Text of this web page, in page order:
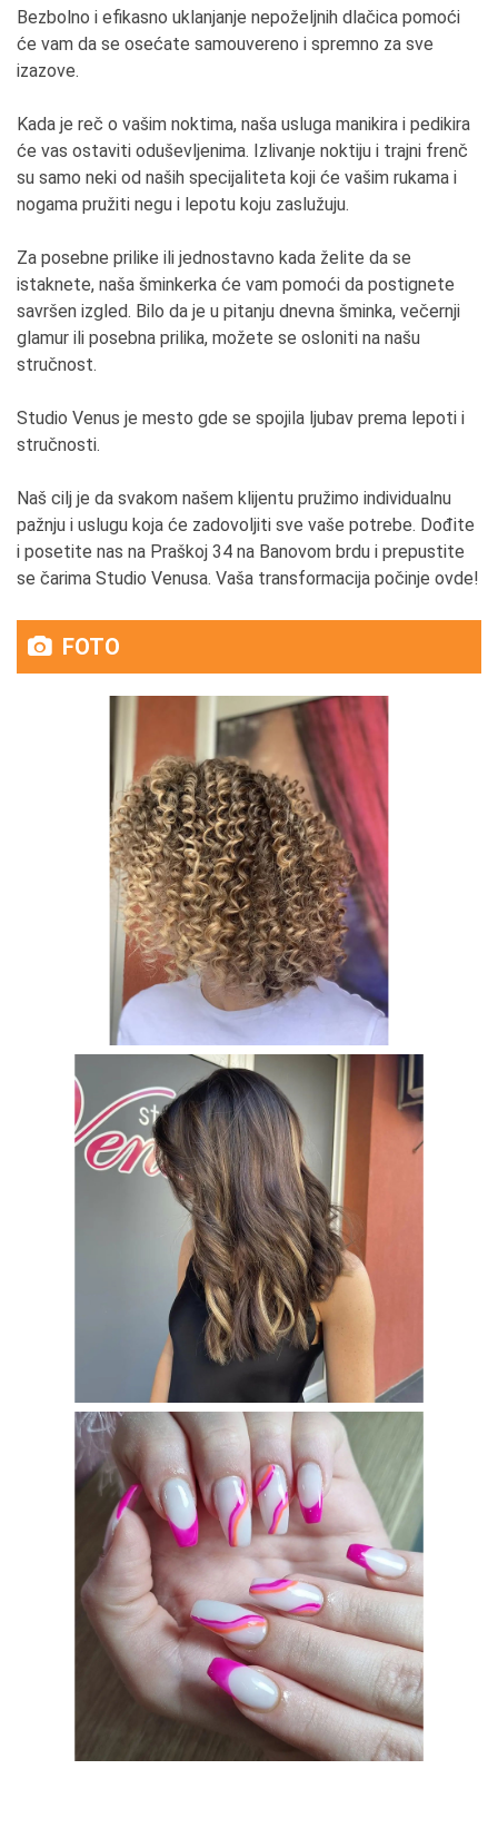
Bezbolno i efikasno uklanjanje nepoželjnih dlačica pomoći
će vam da se osećate samouvereno i spremno za sve
izazove.
Kada je reč o vašim noktima, naša usluga manikira i pedikira
će vas ostaviti oduševljenima. Izlivanje noktiju i trajni frenč
su samo neki od naših specijaliteta koji će vašim rukama i
nogama pružiti negu i lepotu koju zaslužuju.
Za posebne prilike ili jednostavno kada želite da se
istaknete, naša šminkerka će vam pomoći da postignete
savršen izgled. Bilo da je u pitanju dnevna šminka, večernji
glamur ili posebna prilika, možete se osloniti na našu
stručnost.
Studio Venus je mesto gde se spojila ljubav prema lepoti i
stručnosti.
Naš cilj je da svakom našem klijentu pružimo individualnu
pažnju i uslugu koja će zadovoljiti sve vaše potrebe. Dođite
i posetite nas na Praškoj 34 na Banovom brdu i prepustite
se čarima Studio Venusa. Vaša transformacija počinje ovde!
FOTO